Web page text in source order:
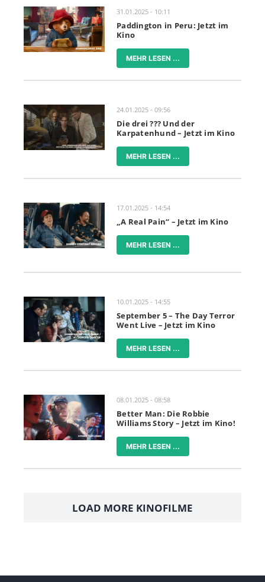
31.01.2025 - 10:11
Paddington in Peru: Jetzt im
Kino
MEHR LESEN ...
24.01.2025 - 09:56
Die drei ??? Und der
Karpatenhund – Jetzt im Kino
MEHR LESEN ...
17.01.2025 - 14:54
„A Real Pain“ – Jetzt im Kino
MEHR LESEN ...
10.01.2025 - 14:55
September 5 – The Day Terror
Went Live – Jetzt im Kino
MEHR LESEN ...
08.01.2025 - 08:58
Better Man: Die Robbie
Williams Story – Jetzt im Kino!
MEHR LESEN ...
LOAD MORE KINOFILME